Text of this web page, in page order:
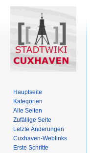
Hauptseite
Kategorien
Alle Seiten
Zufällige Seite
Letzte Änderungen
Cuxhaven-Weblinks
Erste Schritte